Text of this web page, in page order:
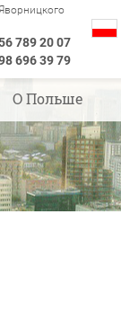
789 20 07
696 39 79
О Польше